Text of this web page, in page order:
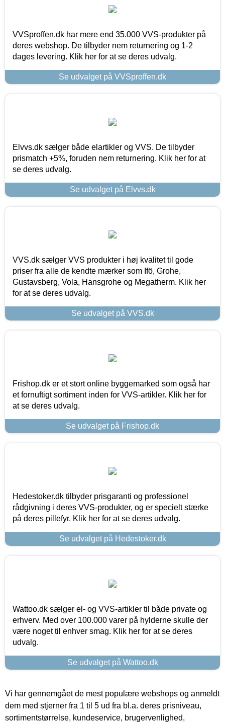
VVSproffen.dk har mere end 35.000 VVS-produkter på
deres webshop. De tilbyder nem returnering og 1-2
dages levering. Klik her for at se deres udvalg.
Se udvalget på VVSproffen.dk
Elvvs.dk sælger både elartikler og VVS. De tilbyder
prismatch +5%, foruden nem returnering. Klik her for at
se deres udvalg.
Se udvalget på Elvvs.dk
VVS.dk sælger VVS produkter i høj kvalitet til gode
priser fra alle de kendte mærker som Ifö, Grohe,
Gustavsberg, Vola, Hansgrohe og Megatherm. Klik her
for at se deres udvalg.
Se udvalget på VVS.dk
Frishop.dk er et stort online byggemarked som også har
et fornuftigt sortiment inden for VVS-artikler. Klik her for
at se deres udvalg.
Se udvalget på Frishop.dk
Hedestoker.dk tilbyder prisgaranti og professionel
rådgivning i deres VVS-produkter, og er specielt stærke
på deres pillefyr. Klik her for at se deres udvalg.
Se udvalget på Hedestoker.dk
Wattoo.dk sælger el- og VVS-artikler til både private og
erhverv. Med over 100.000 varer på hylderne skulle der
være noget til enhver smag. Klik her for at se deres
udvalg.
Se udvalget på Wattoo.dk
Vi har gennemgået de mest populære webshops og anmeldt
dem med stjerner fra 1 til 5 ud fra bl.a. deres prisniveau,
sortimentstørrelse, kundeservice, brugervenlighed,